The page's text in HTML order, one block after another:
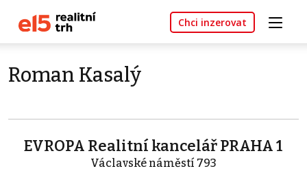
Chci inzerovat
Roman Kasalý
EVROPA Realitní kancelář PRAHA 1
Václavské náměstí 793